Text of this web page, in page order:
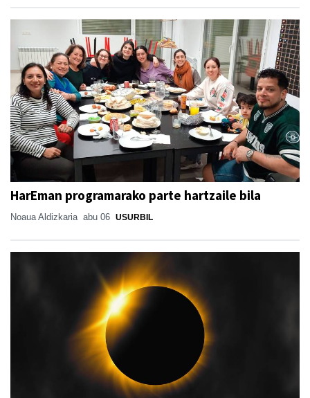
HarEman programarako parte hartzaile bila
Noaua Aldizkaria abu 06 USURBIL